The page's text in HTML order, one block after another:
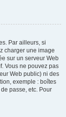
Par ailleurs, si
charger une image
sur un serveur Web
Vous ne pouvez pas
Web public) ni des
exemple : boîtes
passe, etc. Pour